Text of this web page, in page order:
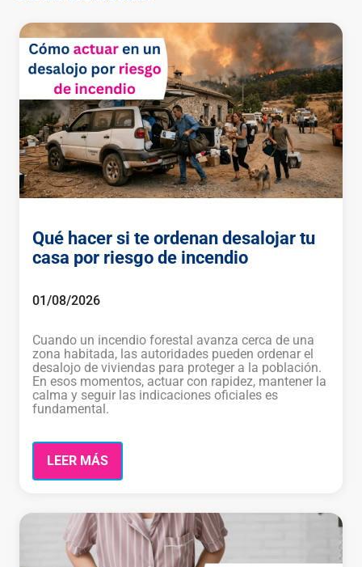
Qué hacer si te ordenan desalojar tu
casa por riesgo de incendio
01/08/2026
Cuando un incendio forestal avanza cerca de una
zona habitada, las autoridades pueden ordenar el
desalojo de viviendas para proteger a la población.
En esos momentos, actuar con rapidez, mantener la
calma y seguir las indicaciones oficiales es
fundamental.
LEER MÁS